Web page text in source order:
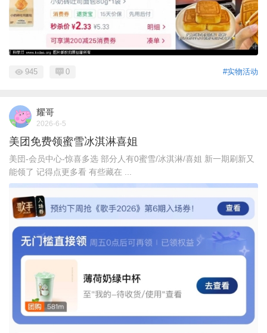
#实物活动
945 0
耀哥
2026-6-5
美团免费领蜜雪冰淇淋喜姐
美団-会员中心-惊喜多选 部分人有0蜜雪/冰淇淋/喜姐 新一期刷新又
能领了 记得点更多看 有些藏在 ...